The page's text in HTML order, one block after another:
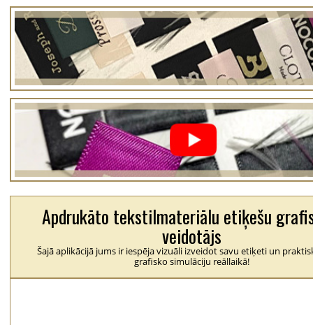
Apdrukāto tekstilmateriālu etiķešu
veidotājs
Šajā aplikācijā jums ir iespēja vizuāli izveidot savu etiķeti un
grafisko simulāciju reāllaikā!